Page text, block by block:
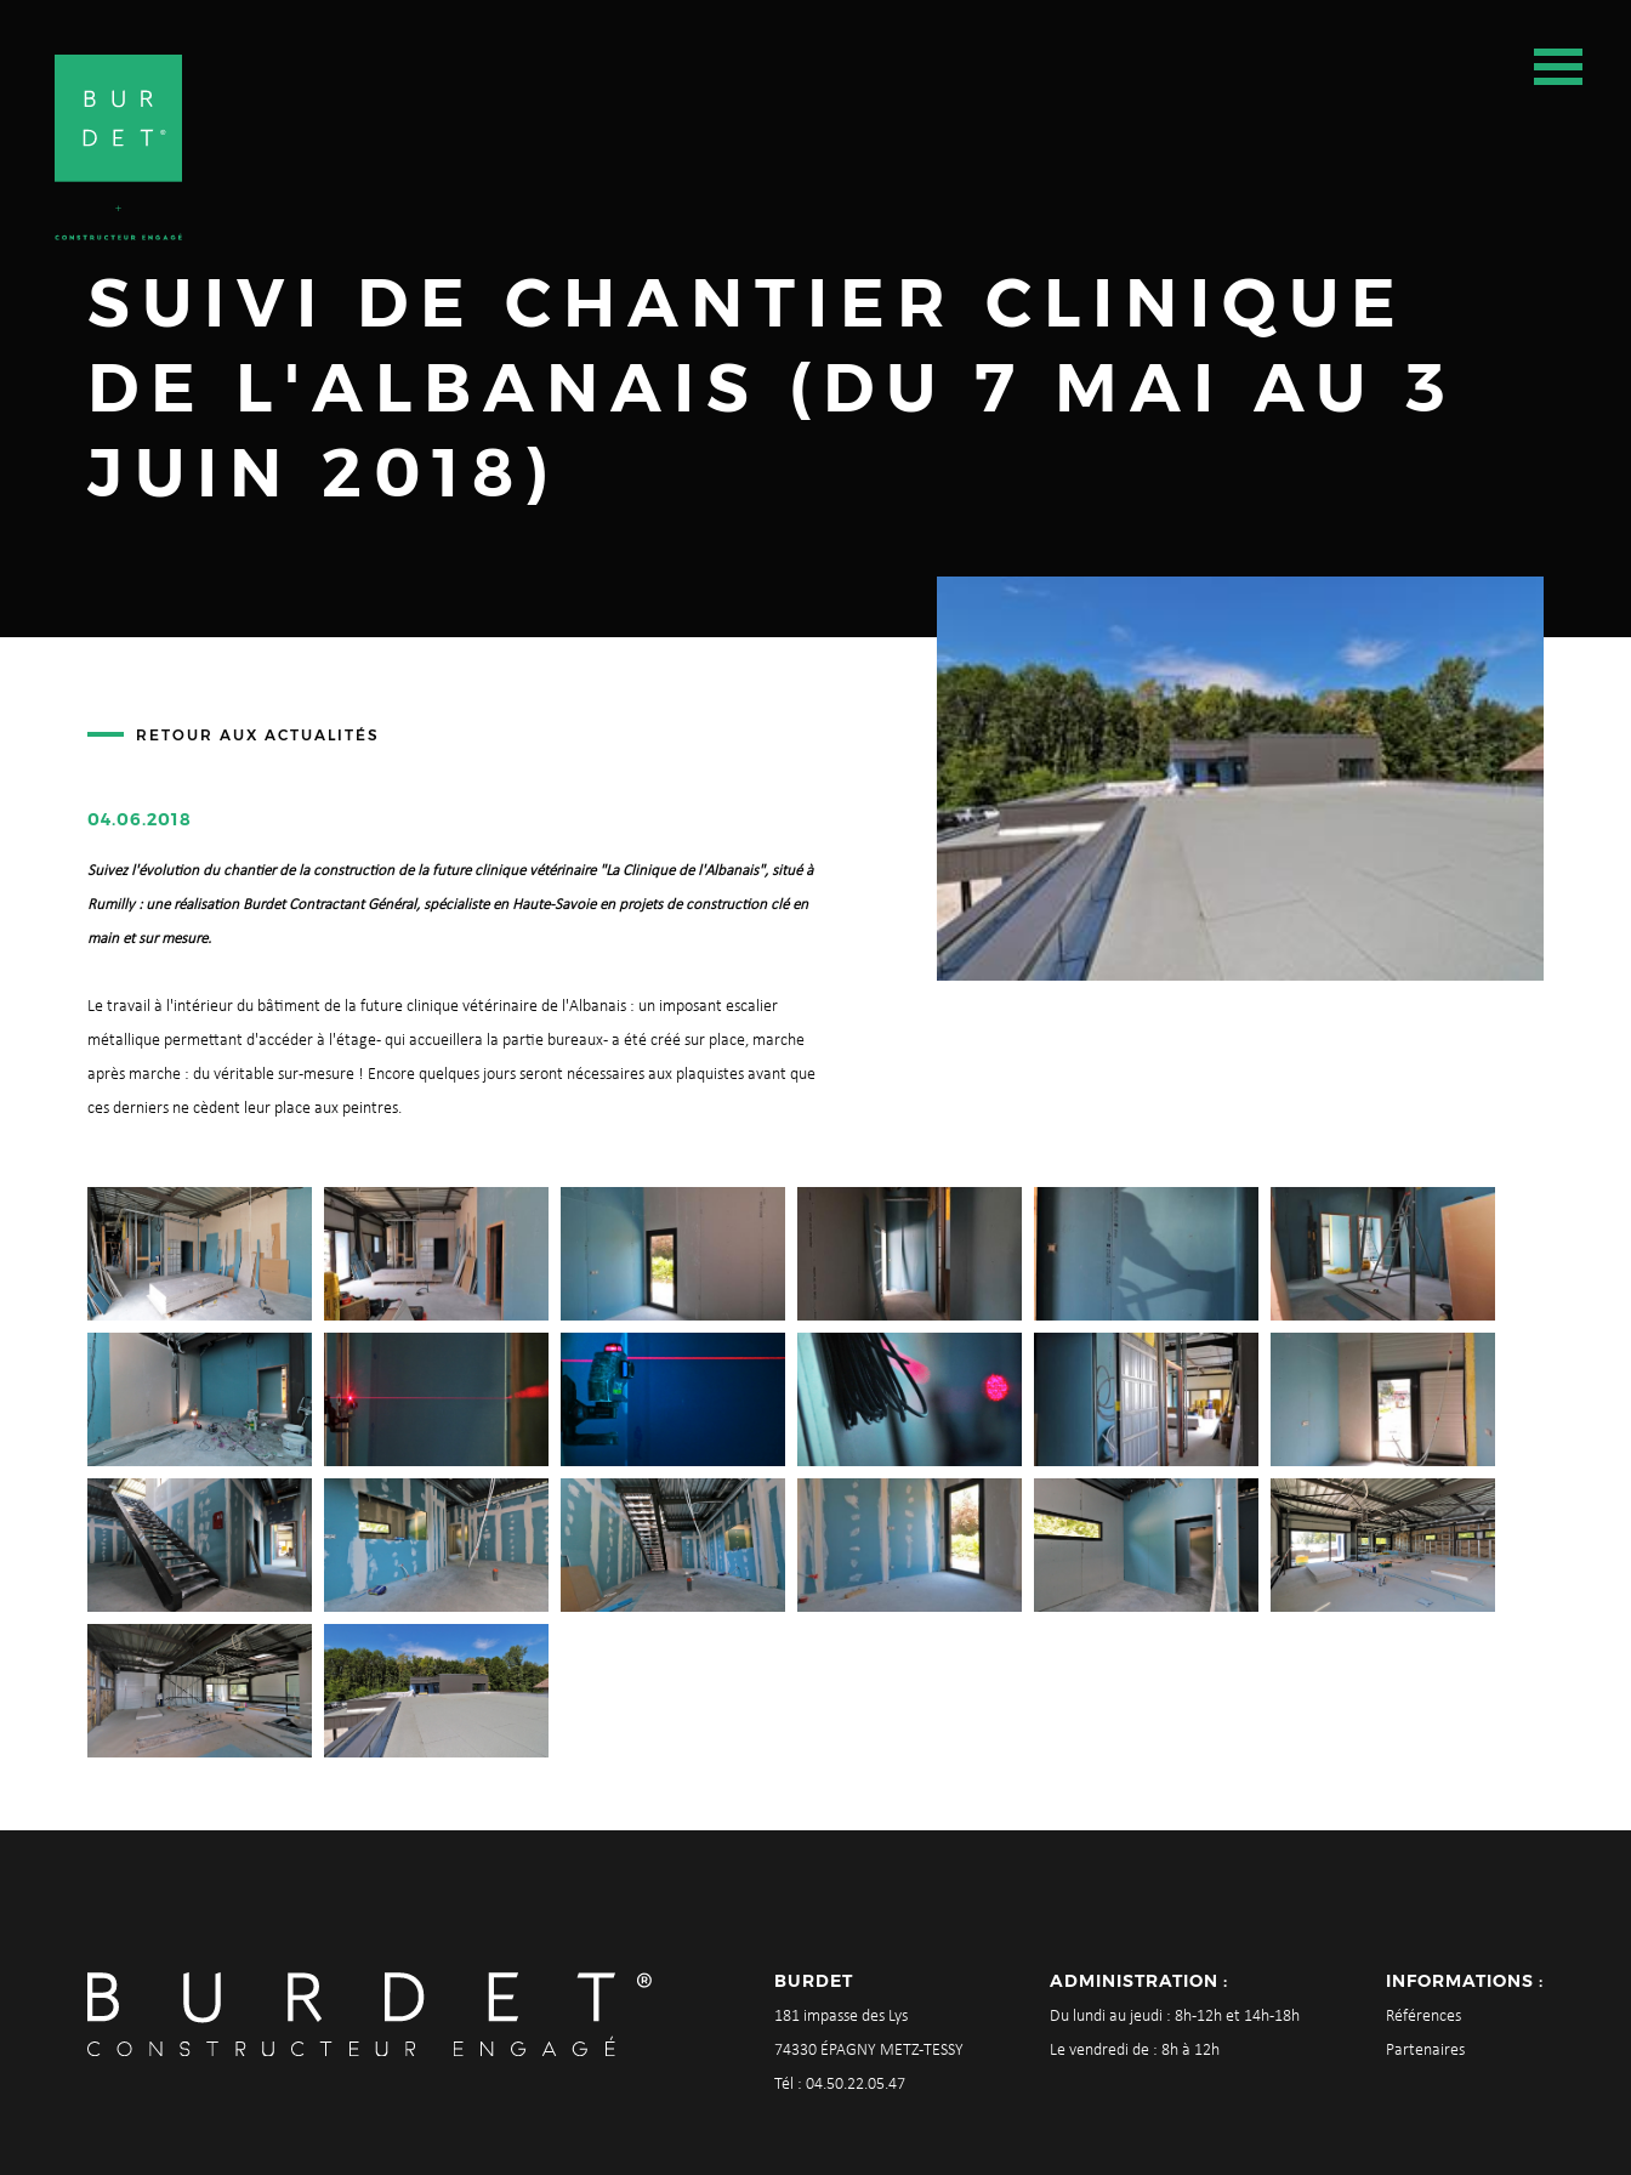
SUIVI DE CHANTIER CLINIQUE
DE L'ALBANAIS (DU 7 MAI AU 3
JUIN 2018)
RETOUR AUX ACTUALITÉS
04.06.2018
Suivez l'évolution du chantier de la construction de la future clinique vétérinaire "La Clinique de l'Albanais", situé à
Rumilly : une réalisation Burdet Contractant Général, spécialiste en Haute-Savoie en projets de construction clé en
main et sur mesure.
Le travail à l'intérieur du bâtiment de la future clinique vétérinaire de l'Albanais : un imposant escalier
métallique permettant d'accéder à l'étage - qui accueillera la partie bureaux - a été créé sur place, marche
après marche : du véritable sur-mesure ! Encore quelques jours seront nécessaires aux plaquistes avant que
ces derniers ne cèdent leur place aux peintres.
BURDET
181 impasse des Lys
74330 ÉPAGNY METZ-TESSY
Tél : 04.50.22.05.47
ADMINISTRATION :
Du lundi au jeudi : 8h-12h et 14h-18h
Le vendredi de : 8h à 12h
INFORMATIONS :
Références
Partenaires